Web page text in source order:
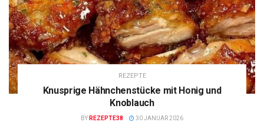
REZEPTE
Knusprige Hähnchenstücke mit Honig und
Knoblauch
BY REZEPTE38 30 JANUAR 2026